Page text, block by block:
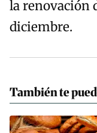
la renovación
diciembre.
También te